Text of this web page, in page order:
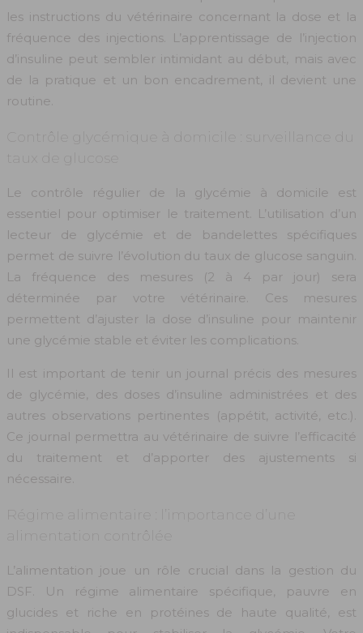
les instructions du vétérinaire concernant la dose et la
fréquence des injections. L’apprentissage de l’injection
d’insuline peut sembler intimidant au début, mais avec
de la pratique et un bon encadrement, il devient une
routine.
Contrôle glycémique à domicile : surveillance du
taux de glucose
Le contrôle régulier de la glycémie à domicile est
essentiel pour optimiser le traitement. L’utilisation d’un
lecteur de glycémie et de bandelettes spécifiques
permet de suivre l’évolution du taux de glucose sanguin.
La fréquence des mesures (2 à 4 par jour) sera
déterminée par votre vétérinaire. Ces mesures
permettent d’ajuster la dose d’insuline pour maintenir
une glycémie stable et éviter les complications.
Il est important de tenir un journal précis des mesures
de glycémie, des doses d’insuline administrées et des
autres observations pertinentes (appétit, activité, etc.).
Ce journal permettra au vétérinaire de suivre l’efficacité
du traitement et d’apporter des ajustements si
nécessaire.
Régime alimentaire : l’importance d’une
alimentation contrôlée
L’alimentation joue un rôle crucial dans la gestion du
DSF. Un régime alimentaire spécifique, pauvre en
glucides et riche en protéines de haute qualité, est